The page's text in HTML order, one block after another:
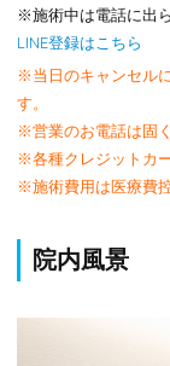
※施術中は電話に出
LINE登録はこちら
※当日のキャンセル
す。
※営業のお電話は固
※各種クレジットカ
※施術費用は医療費
院内風景